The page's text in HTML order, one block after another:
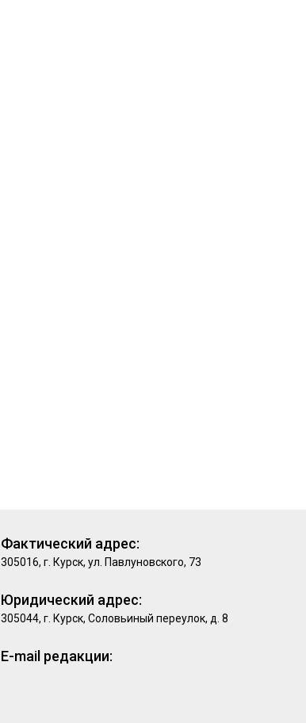
Фактический адрес:
305016, г. Курск, ул. Павлуновского, 73
Юридический адрес:
305044, г. Курск, Соловьиный переулок, д. 8
E-mail редакции: